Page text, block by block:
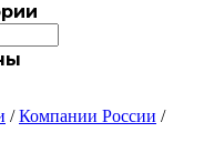
/Компании России /